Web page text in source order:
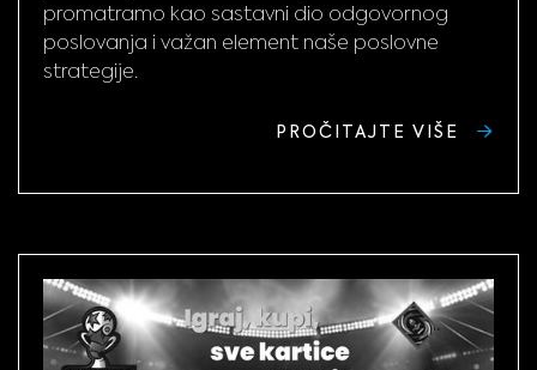
promatramo kao sastavni dio odgovornog
poslovanja i važan element naše poslovne
strategije.
PROČITAJTE VIŠE